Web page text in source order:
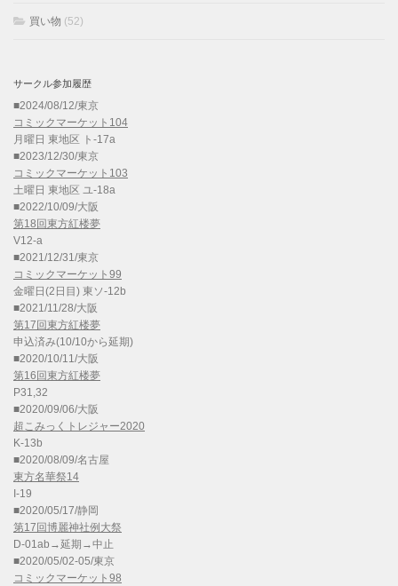
買い物 (52)
サークル参加履歴
■2024/08/12/東京
コミックマーケット104
月曜日 東地区 ト-17a
■2023/12/30/東京
コミックマーケット103
土曜日 東地区 ユ-18a
■2022/10/09/大阪
第18回東方紅楼夢
V12-a
■2021/12/31/東京
コミックマーケット99
金曜日(2日目) 東ソ-12b
■2021/11/28/大阪
第17回東方紅楼夢
申込済み(10/10から延期)
■2020/10/11/大阪
第16回東方紅楼夢
P31,32
■2020/09/06/大阪
超こみっくトレジャー2020
K-13b
■2020/08/09/名古屋
東方名華祭14
I-19
■2020/05/17/静岡
第17回博麗神社例大祭
D-01ab→延期→中止
■2020/05/02-05/東京
コミックマーケット98